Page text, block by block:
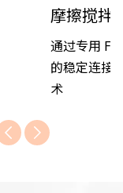
摩擦搅拌
通过专用
的稳定连接
术